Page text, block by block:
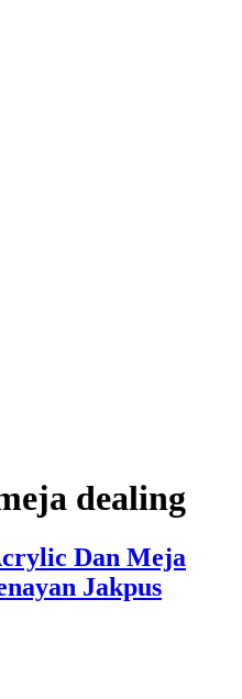
dealing
Dan Meja
Jakpus